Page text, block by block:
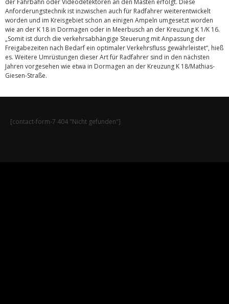
der Fahrbahn oder Videodetektoren an den Masten erfolgt. Diese
Anforderungstechnik ist inzwischen auch für Radfahrer weiterentwickelt
worden und im Kreisgebiet schon an einigen Ampeln umgesetzt worden
wie an der K 18 in Dormagen oder in Meerbusch an der Kreuzung K 1/K 16.
„Somit ist durch die verkehrsabhängige Steuerung mit Anpassung der
Freigabezeiten nach Bedarf ein optimaler Verkehrsfluss gewährleistet“, hieß
es. Weitere Umrüstungen dieser Art für Radfahrer sind in den nächsten
Jahren vorgesehen wie etwa in Dormagen an der Kreuzung K 18/Mathias-
Giesen-Straße.
[contact-form-7 404 "Nicht gefunden"]